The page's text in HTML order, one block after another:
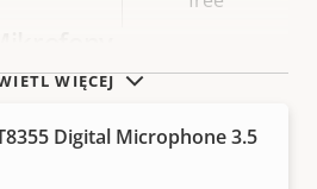
WIĘCEJ
Digital Microphone 3.5